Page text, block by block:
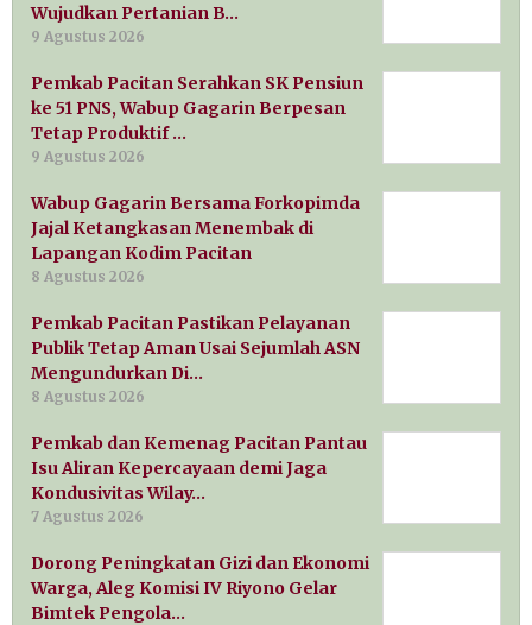
Wujudkan Pertanian B…
9 Agustus 2026
Pemkab Pacitan Serahkan SK Pensiun
ke 51 PNS, Wabup Gagarin Berpesan
Tetap Produktif …
9 Agustus 2026
Wabup Gagarin Bersama Forkopimda
Jajal Ketangkasan Menembak di
Lapangan Kodim Pacitan
8 Agustus 2026
Pemkab Pacitan Pastikan Pelayanan
Publik Tetap Aman Usai Sejumlah ASN
Mengundurkan Di…
8 Agustus 2026
Pemkab dan Kemenag Pacitan Pantau
Isu Aliran Kepercayaan demi Jaga
Kondusivitas Wilay…
7 Agustus 2026
Dorong Peningkatan Gizi dan Ekonomi
Warga, Aleg Komisi IV Riyono Gelar
Bimtek Pengola…